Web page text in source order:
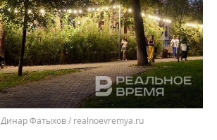
Динар Фатыхов / realnoevremya.ru